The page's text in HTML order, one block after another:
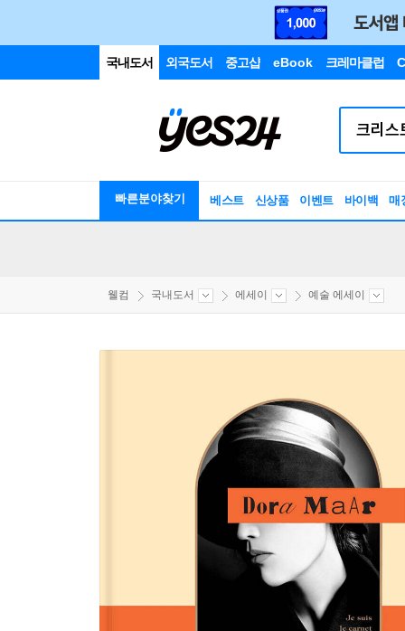
국내도서 외국도서 중고샵 eBook 크레마클럽
빠른분야찾기 베스트 신상품 이벤트 바이백 매
웰컴 국내도서 에세이 예술 에세이